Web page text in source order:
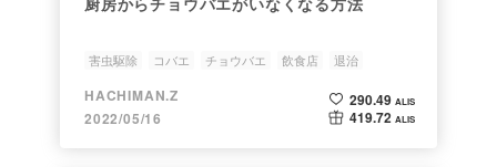
害虫駆除 コバエ チョウバエ 飲食店 退治
HACHIMAN.Z
2022/05/16
290.49 ALIS
419.72 ALIS